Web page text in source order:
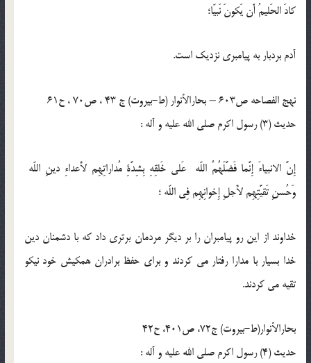
كادَ الحَليمُ أَن يَكونَ نَبيّا؛
آدم بردبار به پيامبرى نزديك است.
نهج الفصاحه ص603 – بحارالأنوار (ط-بیروت) ج 43 ، ص70 ، ح61
حدیث (3) رسول اكرم صلى الله عليه و آله :
إِنَّ الانبياءَ إِنَّما فَضَّلَهُمُ اللّه عَلى خَلقِهِ بِشِدَّةِ مُداراتِهِم لأَعداءِ دينِ اللّه
وَحُسنِ تَقيَّتِهِم لأَجلِ إِخوانِهِم فِى اللّه ؛
خداوند از اين رو پيامبران را بر ديگر مردمان برترى داد كه با دشمنان دين
خدا بسيار با مدارا رفتار مى كردند و براى حفظ برادران همكيش خود نيكو
تقيه مى كردند.
بحارالأنوار(ط-بیروت) ج72، ص401، ح42
حدیث (4) رسول اكرم صلى الله عليه و آله :